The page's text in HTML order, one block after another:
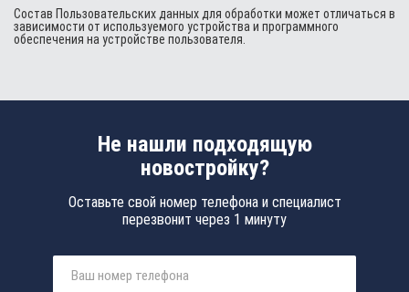
Состав Пользовательских данных для обработки может отличаться в
зависимости от используемого устройства и программного
обеспечения на устройстве пользователя.
Не нашли подходящую
новостройку?
Оставьте свой номер телефона и специалист
перезвонит через 1 минуту